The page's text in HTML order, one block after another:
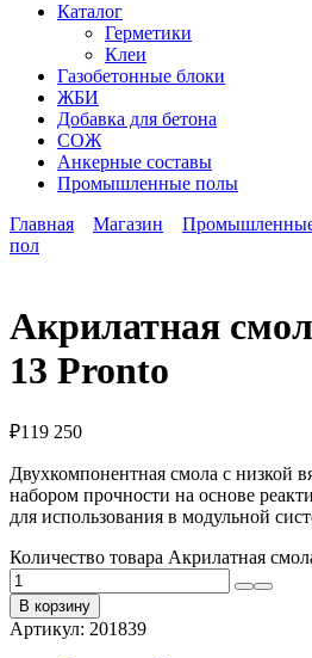
Каталог
Герметики
Клеи
Газобетонные блоки
ЖБИ
Добавка для бетона
СОЖ
Анкерные составы
Промышленные полы
Главная
Магазин
пол
Акрилатная
13 Pronto
₽119 250
Двухкомпонентная смола с низкой
набором прочности на основе
для использования в модульной
Количество товара Акрилатная
В корзину
Артикул: 201839